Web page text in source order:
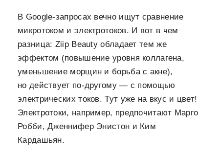
В Google-запросах вечно ищут сравнение
микротоком и электротоков. И вот в чем
разница: Ziip Beauty обладает тем же
эффектом (повышение уровня коллагена,
уменьшение морщин и борьба с акне),
но действует по-другому — с помощью
электрических токов. Тут уже на вкус и цвет!
Электротоки, например, предпочитают Марго
Робби, Дженнифер Энистон и Ким
Кардашьян.